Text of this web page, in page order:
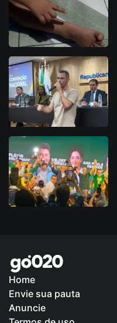
Home
Envie sua pauta
Anuncie